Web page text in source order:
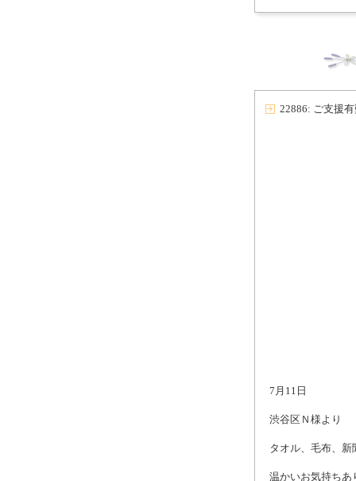
22886: ご支援
7月11日
渋谷区Ｎ様より
タオル、毛布、
温かいお気持ちあ